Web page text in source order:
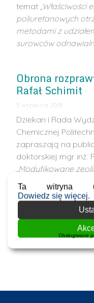
temat „Właściwości
poliuretanowych
metodami z
surowców
Obrona
Rafał Schimit
5 września 2019
Dziekan i Rada
Chemicznej
zapraszają na
doktorskiej mgr inż.
„Modyfikowane
wodnych roztworów”
września 2019 roku …
Ta witryna
Dowiedz się więcej.
Obsługiwane